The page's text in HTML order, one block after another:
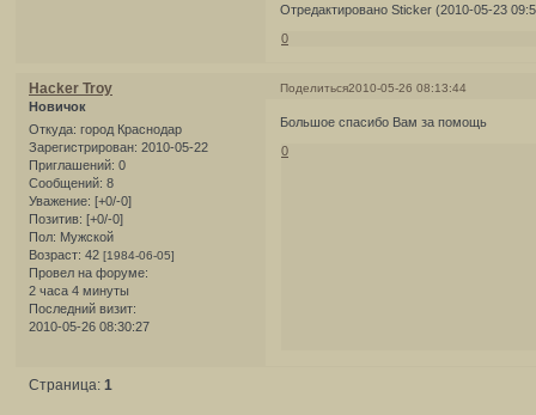
Отредактировано Sticker (2010-05-23
0
Поделиться2010-05-26 08:13:44
Hacker Troy
Новичок
Откуда: город Краснодар
Зарегистрирован: 2010-05-22
Приглашений: 0
Сообщений: 8
Уважение: [+0/-0]
Позитив: [+0/-0]
Пол: Мужской
Возраст: 42 [1984-06-05]
Провел на форуме:
2 часа 4 минуты
Последний визит:
2010-05-26 08:30:27
Большое спасибо Вам за помощь
0
Страница:1